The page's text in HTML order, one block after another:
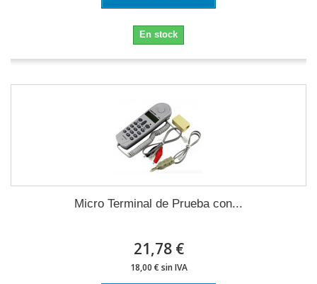
En stock
Micro Terminal de Prueba con...
21,78 €
18,00 € sin IVA